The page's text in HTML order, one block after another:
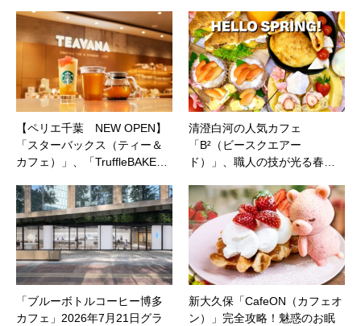
【ペリエ千葉 NEW OPEN】
「スターバックス（ティー＆
カフェ）」、「TruffleBAKE…
清澄白河の人気カフェ
「B²（ビースクエアー
ド）」、職人の技が光る春…
「ブルーボトルコーヒー博多
カフェ」2026年7月21日グラ
新大久保「CafeON（カフェオ
ン）」完全攻略！魅惑のお眠